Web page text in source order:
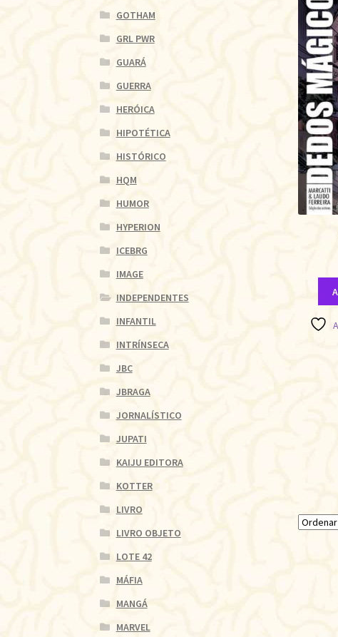
GOTHAM
GRL PWR
GUARÁ
GUERRA
HERÓICA
HIPOTÉTICA
HISTÓRICO
HQM
HUMOR
HYPERION
ICEBRG
IMAGE
INDEPENDENTES
INFANTIL
INTRÍNSECA
JBC
JBRAGA
JORNALÍSTICO
JUPATI
KAIJU EDITORA
KOTTER
LIVRO
LIVRO OBJETO
LOTE 42
MÁFIA
MANGÁ
MARVEL